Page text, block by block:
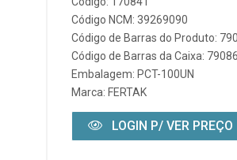
Código NCM: 39269090
Código de Barras do Produto:
Código de Barras da Caixa:
Embalagem: PCT-100UN
Marca: FERTAK
LOGIN P/ VER PREÇO